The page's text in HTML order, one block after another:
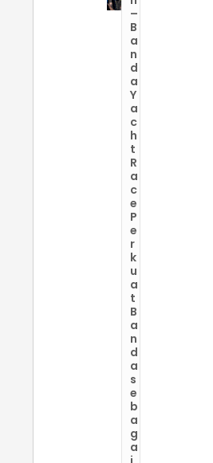
–
B
a
n
d
a
Y
a
c
h
t
R
a
c
e
P
e
r
k
u
a
t
B
a
n
d
a
s
e
b
a
g
a